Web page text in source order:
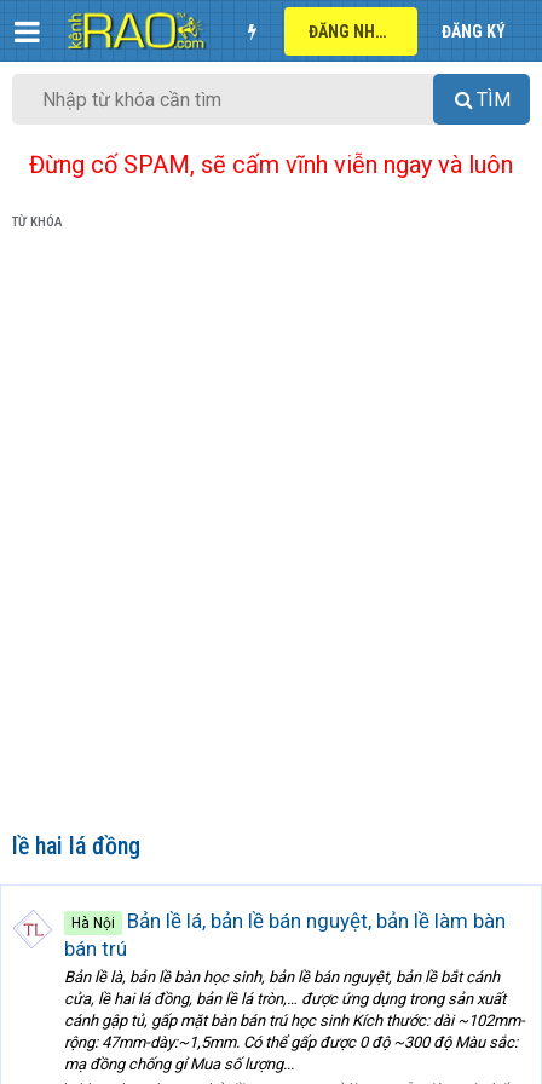
ĐĂNG NHẬP ĐĂNG KÝ
TÌM
Đừng cố SPAM, sẽ cấm vĩnh viễn ngay và luôn
TỪ KHÓA
lề hai lá đồng
Hà Nội
Bản lề lá, bản lề bán nguyệt, bản lề làm bàn
bán trú
Bản lề là, bản lề bàn học sinh, bản lề bán nguyệt, bản lề bắt cánh
cửa, lề hai lá đồng, bản lề lá tròn,… được ứng dụng trong sản xuất
cánh gập tủ, gấp mặt bàn bán trú học sinh Kích thước: dài ~102mm-
rộng: 47mm-dày:~1,5mm. Có thể gấp được 0 độ ~300 độ Màu sắc:
mạ đồng chống gỉ Mua số lượng...